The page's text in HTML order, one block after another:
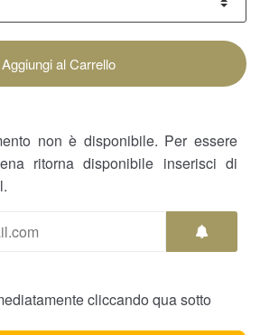
Aggiungi al Carrello
non è disponibile. Per essere
ritorna disponibile inserisci di
cliccando qua sotto